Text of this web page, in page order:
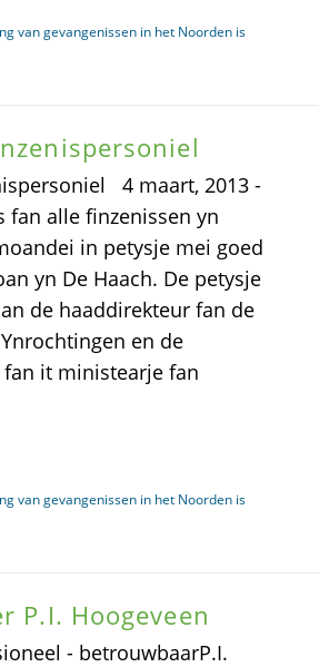
van gevangenissen in het Noorden is
4 maart, 2013 -
fan alle finzenissen yn
in petysje mei goed
yn De Haach. De petysje
de haaddirekteur fan de
en de
it ministearje fan
van gevangenissen in het Noorden is
P.I. Hoogeveen
- betrouwbaarP.I.